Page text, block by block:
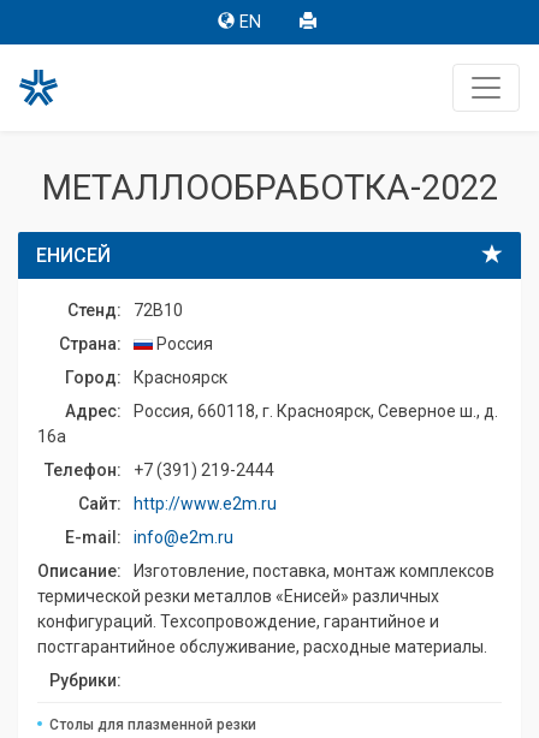
EN
МЕТАЛЛООБРАБОТКА-2022
ЕНИСЕЙ
Стенд:
72B10
Страна:
Россия
Город:
Красноярск
Адрес:
Россия, 660118, г. Красноярск, Северное ш., д.
16а
Телефон:
+7 (391) 219-2444
Сайт:
http://www.e2m.ru
E-mail:
info@e2m.ru
Описание:
Изготовление, поставка, монтаж комплексов
термической резки металлов «Енисей» различных
конфигураций. Техсопровождение, гарантийное и
постгарантийное обслуживание, расходные материалы.
Рубрики:
Столы для плазменной резки